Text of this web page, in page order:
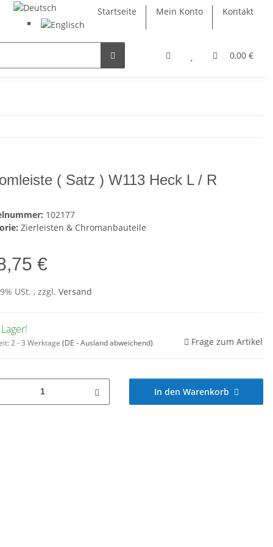
Startseite Mein Konto Kontakt
0,00 €
( Satz ) W113 Heck L / R
102177
Zierleisten & Chromanbauteile
€
USt. , zzgl. Versand
2 - 3 Werktage (DE - Ausland abweichend) Frage zum Artikel
In den Warenkorb